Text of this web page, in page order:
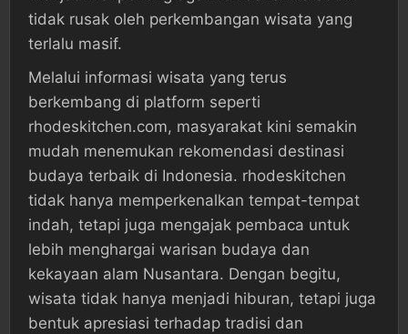
tidak rusak oleh perkembangan wisata yang
terlalu masif.
Melalui informasi wisata yang terus
berkembang di platform seperti
rhodeskitchen.com, masyarakat kini semakin
mudah menemukan rekomendasi destinasi
budaya terbaik di Indonesia. rhodeskitchen
tidak hanya memperkenalkan tempat-tempat
indah, tetapi juga mengajak pembaca untuk
lebih menghargai warisan budaya dan
kekayaan alam Nusantara. Dengan begitu,
wisata tidak hanya menjadi hiburan, tetapi juga
bentuk apresiasi terhadap tradisi dan